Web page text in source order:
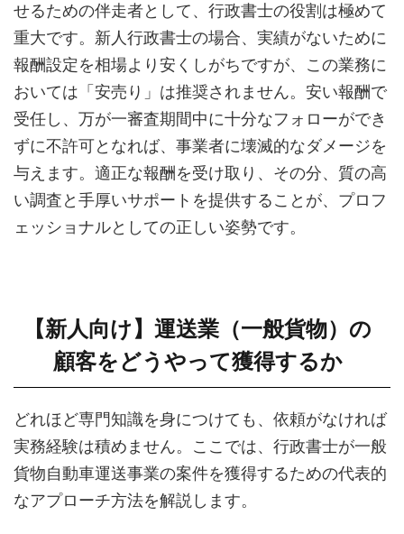
せるための伴走者として、行政書士の役割は極めて
重大です。新人行政書士の場合、実績がないために
報酬設定を相場より安くしがちですが、この業務に
おいては「安売り」は推奨されません。安い報酬で
受任し、万が一審査期間中に十分なフォローができ
ずに不許可となれば、事業者に壊滅的なダメージを
与えます。適正な報酬を受け取り、その分、質の高
い調査と手厚いサポートを提供することが、プロフ
ェッショナルとしての正しい姿勢です。
【新人向け】運送業（一般貨物）の
顧客をどうやって獲得するか
どれほど専門知識を身につけても、依頼がなければ
実務経験は積めません。ここでは、行政書士が一般
貨物自動車運送事業の案件を獲得するための代表的
なアプローチ方法を解説します。